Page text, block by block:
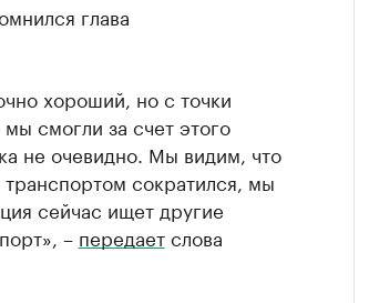
глава
хороший, но с точки
смогли за счет этого
не очевидно. Мы видим, что
сократился, мы
сейчас ищет другие
– передаетслова